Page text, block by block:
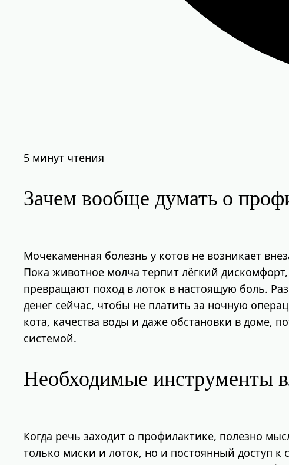
5 минут чтения
Зачем вообще думать о
Мочекаменная болезнь у котов не возникает
Пока животное молча терпит лёгкий
превращают поход в лоток в настоящую боль.
денег сейчас, чтобы не платить за ночную
кота, качества воды и даже обстановки в доме,
системой.
Необходимые инструменты
Когда речь заходит о профилактике, полезно
только миски и лоток, но и постоянный доступ